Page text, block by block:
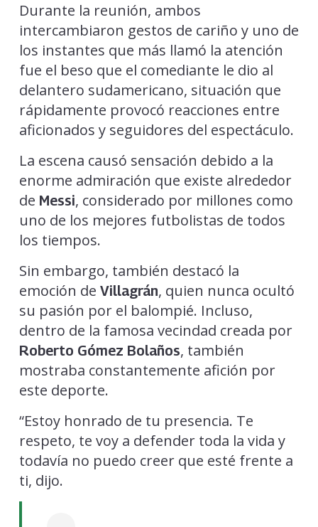
Durante la reunión, ambos
intercambiaron gestos de cariño y uno de
los instantes que más llamó la atención
fue el beso que el comediante le dio al
delantero sudamericano, situación que
rápidamente provocó reacciones entre
aficionados y seguidores del espectáculo.
La escena causó sensación debido a la
enorme admiración que existe alrededor
de Messi, considerado por millones como
uno de los mejores futbolistas de todos
los tiempos.
Sin embargo, también destacó la
emoción de Villagrán, quien nunca ocultó
su pasión por el balompié. Incluso,
dentro de la famosa vecindad creada por
Roberto Gómez Bolaños, también
mostraba constantemente afición por
este deporte.
“Estoy honrado de tu presencia. Te
respeto, te voy a defender toda la vida y
todavía no puedo creer que esté frente a
ti, dijo.